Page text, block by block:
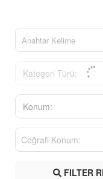
Kategori Türü:
Konum:
FILTER